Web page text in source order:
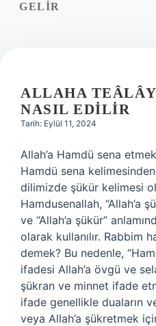
GELIR
ALLAHA
NASIL EDILIR
Tarih: Eylül 11, 2024
Allah’a Hamdü sena
Hamdü sena
dilimizde şükür kelimesi
Hamdusenallah, “Allah’a
ve “Allah’a şükür”
olarak kullanılır. Rabbim
demek? Bu nedenle,
ifadesi Allah’a övgü ve
şükran ve minnet ifade
ifade genellikle duaların
veya Allah’a şükretmek